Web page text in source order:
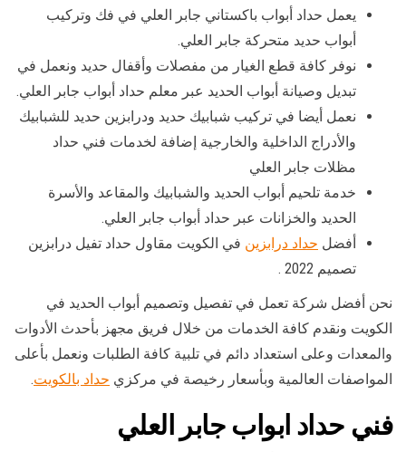
يعمل حداد أبواب باكستاني جابر العلي في فك وتركيب
أبواب حديد متحركة جابر العلي.
نوفر كافة قطع الغيار من مفصلات وأقفال حديد ونعمل في
تبديل وصيانة أبواب الحديد عبر معلم حداد أبواب جابر العلي.
نعمل أيضا في تركيب شبابيك حديد ودرابزين حديد للشبابيك
والأدراج الداخلية والخارجية إضافة لخدمات فني حداد
مظلات جابر العلي
خدمة تلحيم أبواب الحديد والشبابيك والمقاعد والأسرة
الحديد والخزانات عبر حداد أبواب جابر العلي.
أفضل حداد درابزين في الكويت مقاول حداد تفيل درابزين
تصميم 2022 .
نحن أفضل شركة تعمل في تفصيل وتصميم أبواب الحديد في
الكويت ونقدم كافة الخدمات من خلال فريق مجهز بأحدث الأدوات
والمعدات وعلى استعداد دائم في تلبية كافة الطلبات ونعمل بأعلى
المواصفات العالمية وبأسعار رخيصة في مركزي حداد بالكويت.
فني حداد ابواب جابر العلي